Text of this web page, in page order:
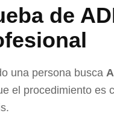
de
una persona busca
el procedimiento es